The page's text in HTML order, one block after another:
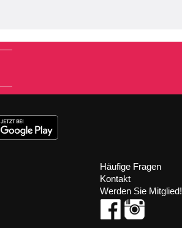
Häufige Fragen
Kontakt
Werden Sie Mitglied!